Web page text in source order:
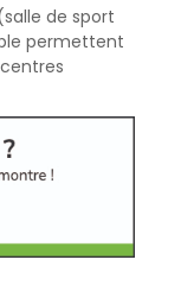
de sport
permettent